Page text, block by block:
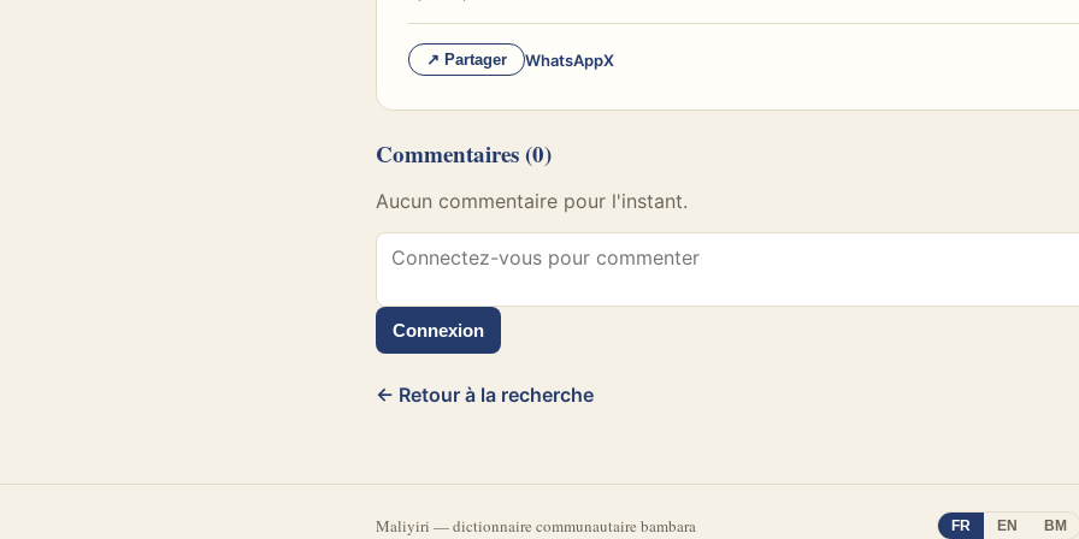
↗ Partager WhatsAppX
Commentaires (0)
Aucun commentaire pour l'instant.
Connexion
← Retour à la recherche
Maliyiri —dictionnaire communautaire bambara FR EN BM